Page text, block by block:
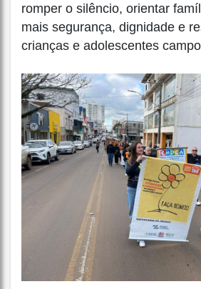
romper o silêncio, orientar
mais segurança, dignidade e
crianças e adolescentes